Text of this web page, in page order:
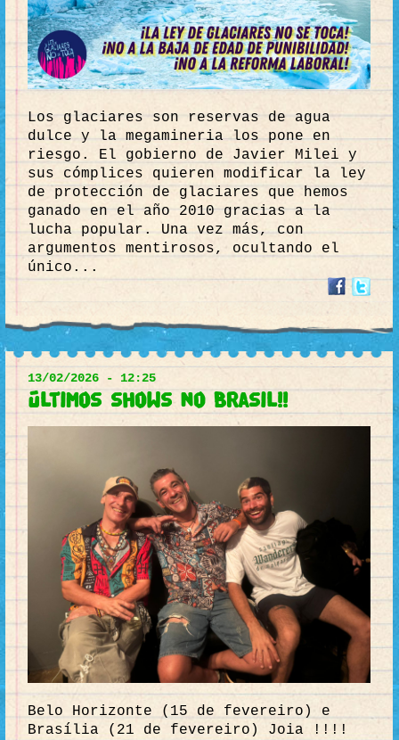
Los glaciares son reservas de agua
dulce y la megamineria los pone en
riesgo. El gobierno de Javier Milei y
sus cómplices quieren modificar la ley
de protección de glaciares que hemos
ganado en el año 2010 gracias a la
lucha popular. Una vez más, con
argumentos mentirosos, ocultando el
único...
13/02/2026 - 12:25
Últimos shows no Brasil!!
Belo Horizonte (15 de fevereiro) e
Brasília (21 de fevereiro) Joia !!!!